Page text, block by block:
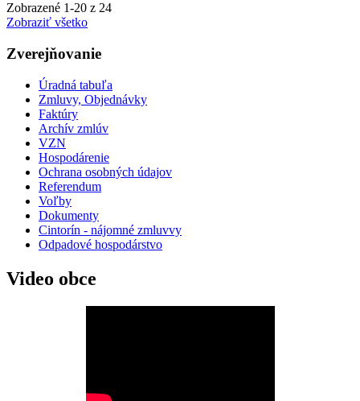
Zobrazené 1-20 z 24
Zobraziť všetko
Zverejňovanie
Úradná tabuľa
Zmluvy, Objednávky
Faktúry
Archív zmlúv
VZN
Hospodárenie
Ochrana osobných údajov
Referendum
Voľby
Dokumenty
Cintorín - nájomné zmluvvy
Odpadové hospodárstvo
Video obce